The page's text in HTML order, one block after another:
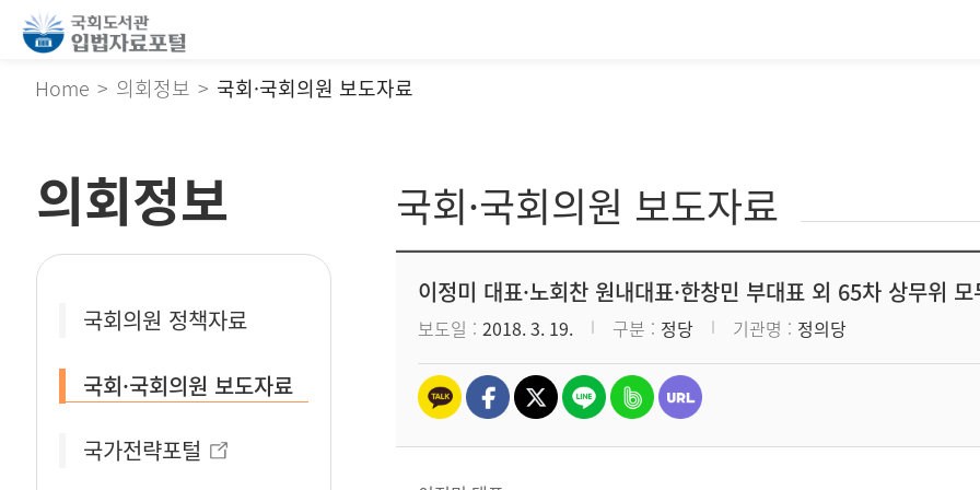
Home 의회정보 국회·국회의원 보도자료
의회정보
국회의원 정책자료
국회·국회의원 보도자료
국가전략포털
국회·국회의원 보도자료
이정미 대표·노회찬 원내대표·한창민 부대표 외 65차 상무위
보도일 2018. 3. 19. 구분 정당 기관명 정의당